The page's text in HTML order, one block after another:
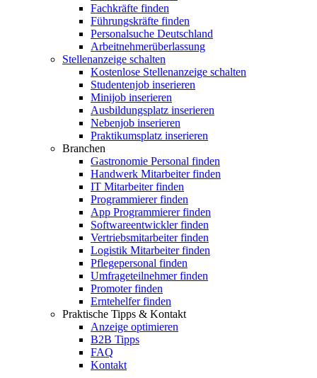
Fachkräfte finden
Führungskräfte finden
Personalsuche Deutschland
Arbeitnehmerüberlassung
Stellenanzeige schalten
Kostenlose Stellenanzeige schalten
Studentenjob inserieren
Minijob inserieren
Ausbildungsplatz inserieren
Nebenjob inserieren
Praktikumsplatz inserieren
Branchen
Gastronomie Personal finden
Handwerk Mitarbeiter finden
IT Mitarbeiter finden
Programmierer finden
App Programmierer finden
Softwareentwickler finden
Vertriebsmitarbeiter finden
Logistik Mitarbeiter finden
Pflegepersonal finden
Umfrageteilnehmer finden
Promoter finden
Erntehelfer finden
Praktische Tipps & Kontakt
Anzeige optimieren
B2B Tipps
FAQ
Kontakt